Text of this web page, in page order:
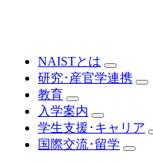
NAISTとは
研究･産官学連携
教育
入学案内
学生支援･キャリア
国際交流･留学